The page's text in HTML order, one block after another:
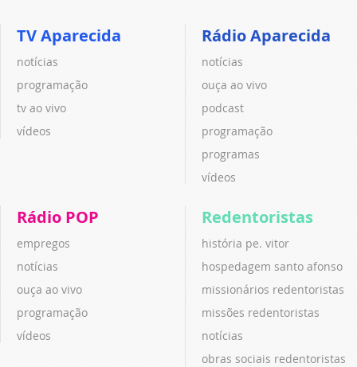
TV Aparecida
notícias
programação
tv ao vivo
vídeos
Rádio Aparecida
notícias
ouça ao vivo
podcast
programação
programas
vídeos
Rádio POP
empregos
notícias
ouça ao vivo
programação
vídeos
Redentoristas
história pe. vitor
hospedagem santo afonso
missionários redentoristas
missões redentoristas
notícias
obras sociais redentoristas